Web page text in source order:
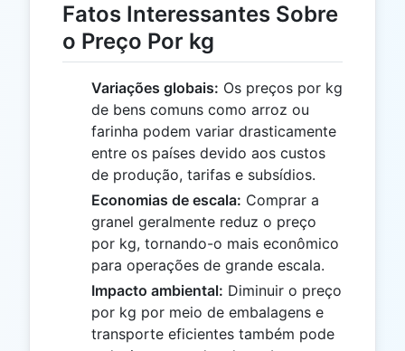
Fatos Interessantes Sobre
o Preço Por kg
Variações globais: Os preços por kg
de bens comuns como arroz ou
farinha podem variar drasticamente
entre os países devido aos custos
de produção, tarifas e subsídios.
Economias de escala: Comprar a
granel geralmente reduz o preço
por kg, tornando-o mais econômico
para operações de grande escala.
Impacto ambiental: Diminuir o preço
por kg por meio de embalagens e
transporte eficientes também pode